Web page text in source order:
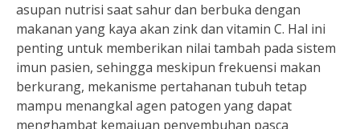
asupan nutrisi saat sahur dan berbuka dengan
makanan yang kaya akan zink dan vitamin C. Hal ini
penting untuk memberikan nilai tambah pada sistem
imun pasien, sehingga meskipun frekuensi makan
berkurang, mekanisme pertahanan tubuh tetap
mampu menangkal agen patogen yang dapat
menghambat kemajuan penyembuhan pasca